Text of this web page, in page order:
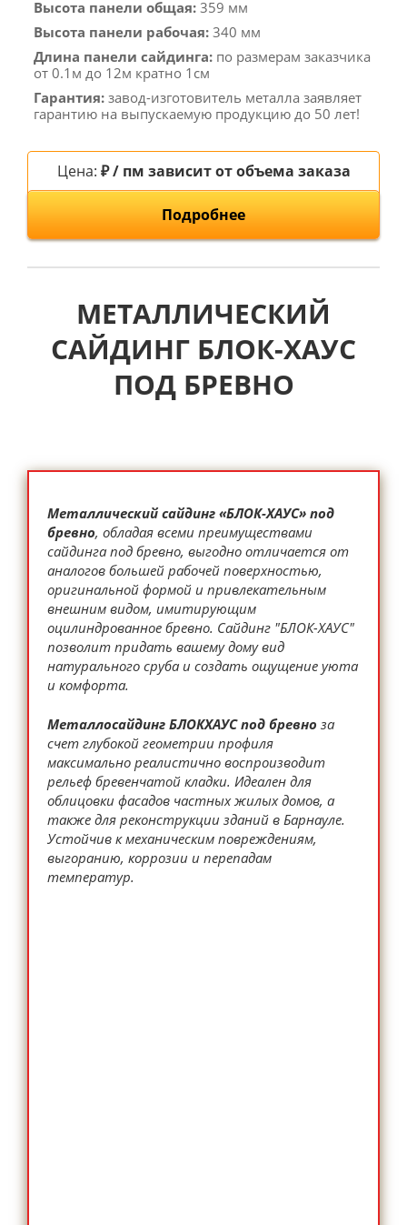
Высота панели общая: 359 мм
Высота панели рабочая: 340 мм
Длина панели сайдинга: по размерам заказчика
от 0.1м до 12м кратно 1см
Гарантия: завод-изготовитель металла заявляет
гарантию на выпускаемую продукцию до 50 лет!
Цена: ₽ / пм зависит от объема заказа
Подробнее
МЕТАЛЛИЧЕСКИЙ
САЙДИНГ БЛОК-ХАУС
ПОД БРЕВНО
Металлический сайдинг «БЛОК-ХАУС» под
бревно, обладая всеми преимуществами
сайдинга под бревно, выгодно отличается от
аналогов большей рабочей поверхностью,
оригинальной формой и привлекательным
внешним видом, имитирующим
оцилиндрованное бревно. Сайдинг "БЛОК-ХАУС"
позволит придать вашему дому вид
натурального сруба и создать ощущение уюта
и комфорта.
Металлосайдинг БЛОКХАУС под бревно за
счет глубокой геометрии профиля
максимально реалистично воспроизводит
рельеф бревенчатой кладки. Идеален для
облицовки фасадов частных жилых домов, а
также для реконструкции зданий в Барнауле.
Устойчив к механическим повреждениям,
выгоранию, коррозии и перепадам
температур.